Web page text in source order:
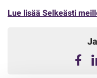
Lue lisää Selkeästi